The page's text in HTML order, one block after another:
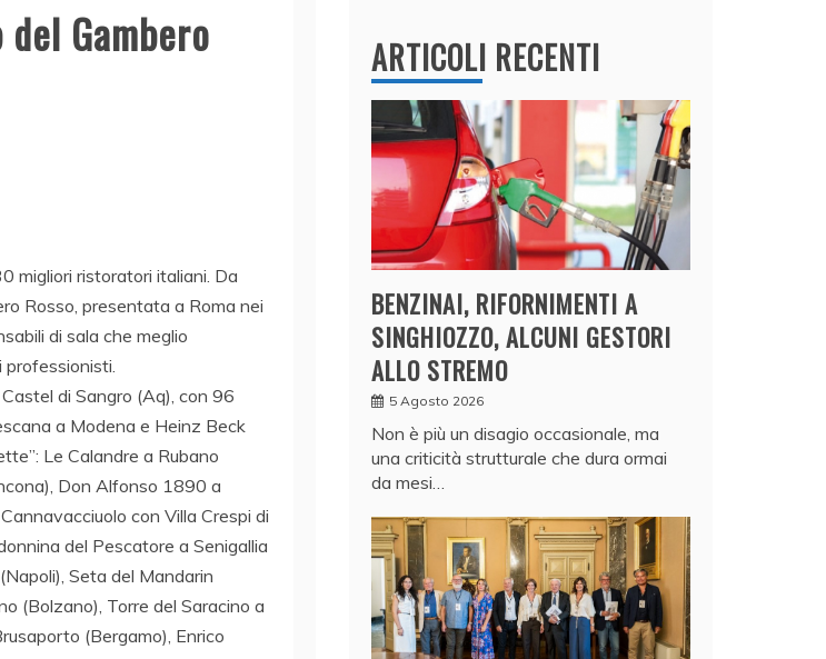
Gambero
migliori ristoratori italiani. Da
Rosso, presentata a Roma nei
di sala che meglio
di Sangro (Aq), con 96
a Modena e Heinz Beck
Le Calandre a Rubano
Don Alfonso 1890 a
con Villa Crespi di
del Pescatore a Senigallia
Seta del Mandarin
(Bolzano), Torre del Saracino a
(Bergamo), Enrico
ARTICOLI RECENTI
BENZINAI, RIFORNIMENTI A
SINGHIOZZO, ALCUNI GESTORI
ALLO STREMO
5 Agosto 2026
Non è più un disagio occasionale, ma
una criticità strutturale che dura ormai
da mesi…